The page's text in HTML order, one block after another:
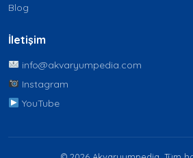
Blog
İletişim
info@akvaryumpedia.com
Instagram
YouTube